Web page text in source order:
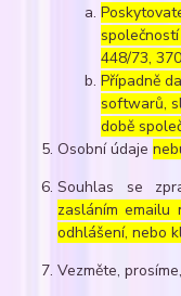
448/73,
Případně
softwarů,
době
Osobní údaje
Souhlas se
zasláním
odhlášení, nebo
Vezměte,